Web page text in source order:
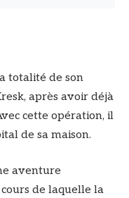
totalité de son
après avoir déjà
cette opération, il
de sa maison.
aventure
de laquelle la